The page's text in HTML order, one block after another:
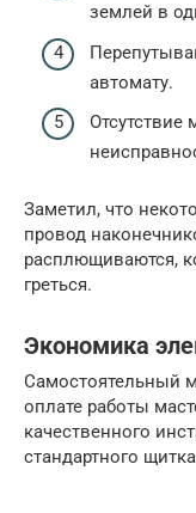
землей в
автомату.
Отсутствие
Заметил, что
провод
расплющиваются,
греться.
Экономика
Самостоятельный
оплате работы
качественного
стандартного